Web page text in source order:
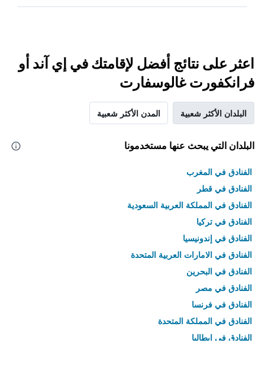
اعثر على نتائج أفضل لإقامتك في إي آند أو
فرانكفورت غالوسفارت
البلدان الأكثر شعبية المدن الأكثر شعبية
البلدان التي يبحث عنها مستخدمونا
الفنادق في المغرب
الفنادق في قطر
الفنادق في المملكة العربية السعودية
الفنادق في تركيا
الفنادق في إندونيسيا
الفنادق في الامارات العربية المتحدة
الفنادق في البحرين
الفنادق في مصر
الفنادق في فرنسا
الفنادق في المملكة المتحدة
الفنادق في إيطاليا